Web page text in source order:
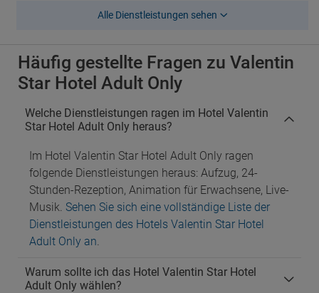
Alle Dienstleistungen sehen
Häufig gestellte Fragen zu Valentin
Star Hotel Adult Only
Welche Dienstleistungen ragen im Hotel Valentin
Star Hotel Adult Only heraus?
Im Hotel Valentin Star Hotel Adult Only ragen
folgende Dienstleistungen heraus: Aufzug, 24-
Stunden-Rezeption, Animation für Erwachsene, Live-
Musik. Sehen Sie sich eine vollständige Liste der
Dienstleistungen des Hotels Valentin Star Hotel
Adult Only an.
Warum sollte ich das Hotel Valentin Star Hotel
Adult Only wählen?